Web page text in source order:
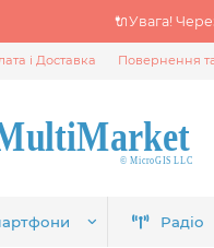
🔌Увага!
і Доставка Повернення
Радіо